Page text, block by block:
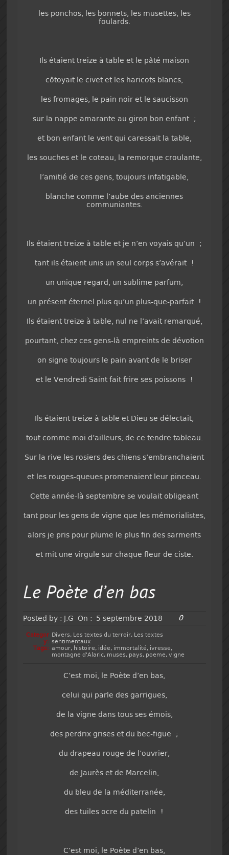
les ponchos, les bonnets, les musettes, les
foulards.
Ils étaient treize à table et le pâté maison
côtoyait le civet et les haricots blancs,
les fromages, le pain noir et le saucisson
sur la nappe amarante au giron bon enfant ;
et bon enfant le vent qui caressait la table,
les souches et le coteau, la remorque croulante,
l’amitié de ces gens, toujours infatigable,
blanche comme l’aube des anciennes
communiantes.
Ils étaient treize à table et je n’en voyais qu’un ;
tant ils étaient unis un seul corps s’avérait !
un unique regard, un sublime parfum,
un présent éternel plus qu’un plus-que-parfait !
Ils étaient treize à table, nul ne l’avait remarqué,
pourtant, chez ces gens-là empreints de dévotion
on signe toujours le pain avant de le briser
et le Vendredi Saint fait frire ses poissons !
Ils étaient treize à table et Dieu se délectait,
tout comme moi d’ailleurs, de ce tendre tableau.
Sur la rive les rosiers des chiens s’embranchaient
et les rouges-queues promenaient leur pinceau.
Cette année-là septembre se voulait obligeant
tant pour les gens de vigne que les mémorialistes,
alors je pris pour plume le plus fin des sarments
et mit une virgule sur chaque fleur de ciste.
Le Poète d’en bas
Posted by : J.G On : 5 septembre 2018 0
Categor
y:
Divers, Les textes du terroir, Les textes
sentimentaux
Tags: amour, histoire, idée, immortalité, ivresse,
montagne d'Alaric, muses, pays, poeme,vigne
C’est moi, le Poète d’en bas,
celui qui parle des garrigues,
de la vigne dans tous ses émois,
des perdrix grises et du bec-figue ;
du drapeau rouge de l’ouvrier,
de Jaurès et de Marcelin,
du bleu de la méditerranée,
des tuiles ocre du patelin !
C’est moi, le Poète d’en bas,